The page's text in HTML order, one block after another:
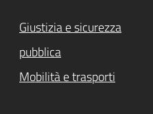
Giustizia e sicurezza
pubblica
Mobilità e trasporti